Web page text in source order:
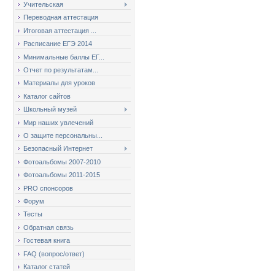
Учительская
Переводная аттестация
Итоговая аттестация ...
Расписание ЕГЭ 2014
Минимальные баллы ЕГ...
Отчет по результатам...
Материалы для уроков
Каталог сайтов
Школьный музей
Мир наших увлечений
О защите персональны...
Безопасный Интернет
Фотоальбомы 2007-2010
Фотоальбомы 2011-2015
PRO спонсоров
Форум
Тесты
Обратная связь
Гостевая книга
FAQ (вопрос/ответ)
Каталог статей